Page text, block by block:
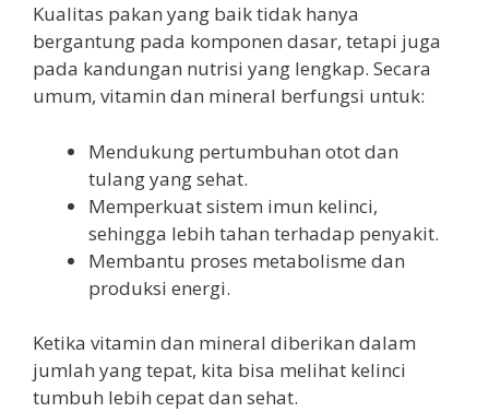
Kualitas pakan yang baik tidak hanya
bergantung pada komponen dasar, tetapi juga
pada kandungan nutrisi yang lengkap. Secara
umum, vitamin dan mineral berfungsi untuk:
Mendukung pertumbuhan otot dan
tulang yang sehat.
Memperkuat sistem imun kelinci,
sehingga lebih tahan terhadap penyakit.
Membantu proses metabolisme dan
produksi energi.
Ketika vitamin dan mineral diberikan dalam
jumlah yang tepat, kita bisa melihat kelinci
tumbuh lebih cepat dan sehat.